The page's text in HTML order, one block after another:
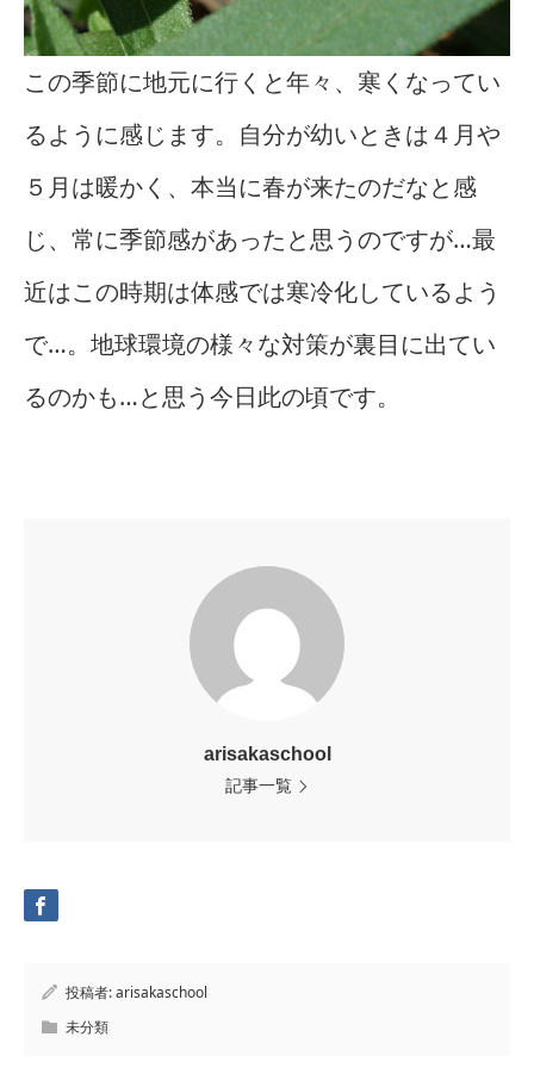
この季節に地元に行くと年々、寒くなってい
るように感じます。自分が幼いときは４月や
５月は暖かく、本当に春が来たのだなと感
じ、常に季節感があったと思うのですが…最
近はこの時期は体感では寒冷化しているよう
で…。地球環境の様々な対策が裏目に出てい
るのかも…と思う今日此の頃です。
arisakaschool
記事一覧
投稿者:arisakaschool
未分類